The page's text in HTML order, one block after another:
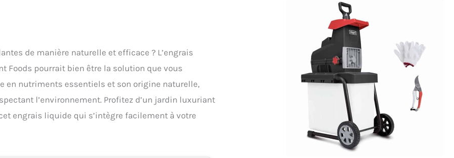
de manière naturelle et efficace ? L’engrais
Foods pourrait bien être la solution que vous
en nutriments essentiels et son origine naturelle,
l’environnement. Profitez d’un jardin luxuriant
engrais liquide qui s’intègre facilement à votre